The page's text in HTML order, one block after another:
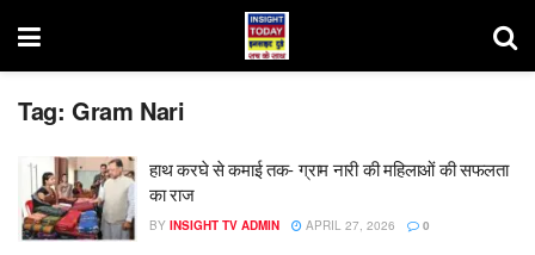
Tag: Gram Nari
हाथ करघे से कमाई तक- ग्राम नारी की महिलाओं की सफलता
का राज
BY INSIGHT TV ADMIN APRIL 27, 2026 0